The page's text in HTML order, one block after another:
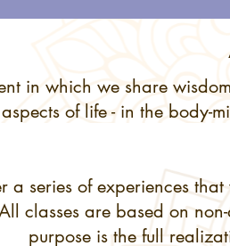
in which we share
of life - in the body-
a series of experiences
classes are based on
purpose is the full